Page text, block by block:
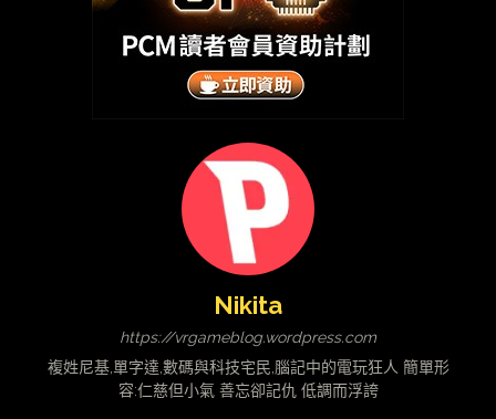
Nikita
https://vrgameblog.wordpress.com
複姓尼基,單字達,數碼與科技宅民,腦記中的電玩狂人 簡單形
容:仁慈但小氣 善忘卻記仇 低調而浮誇